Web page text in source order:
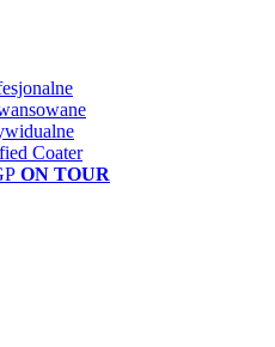
Coater
ON TOUR